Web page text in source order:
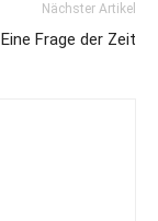
Nächster Artikel
Eine Frage der Zeit